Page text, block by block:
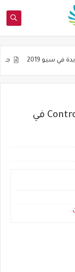
جوده
كيف اغير مركز التحكم Control Center في